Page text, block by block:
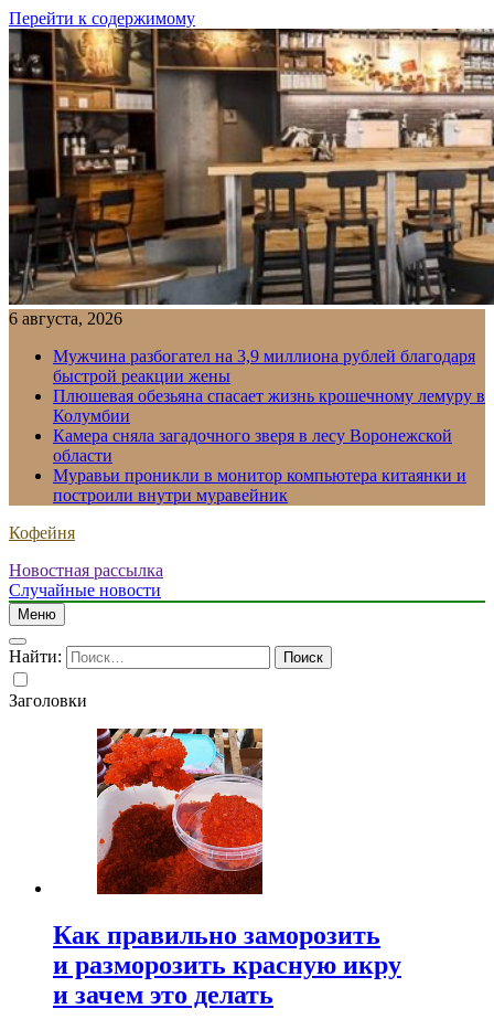
Перейти к содержимому
6 августа, 2026
Мужчина разбогател на 3,9 миллиона рублей благодаря
быстрой реакции жены
Плюшевая обезьяна спасает жизнь крошечному лемуру в
Колумбии
Камера сняла загадочного зверя в лесу Воронежской
области
Муравьи проникли в монитор компьютера китаянки и
построили внутри муравейник
Кофейня
Новостная рассылка
Случайные новости
Меню
Найти:
Заголовки
Как правильно заморозить
и разморозить красную икру
и зачем это делать